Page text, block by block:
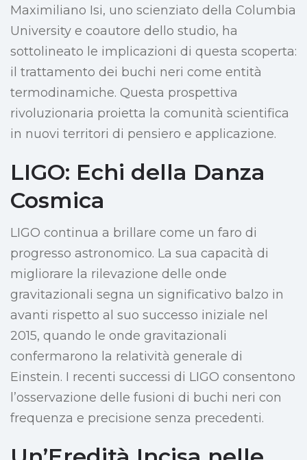
Maximiliano Isi, uno scienziato della Columbia
University e coautore dello studio, ha
sottolineato le implicazioni di questa scoperta:
il trattamento dei buchi neri come entità
termodinamiche. Questa prospettiva
rivoluzionaria proietta la comunità scientifica
in nuovi territori di pensiero e applicazione.
LIGO: Echi della Danza
Cosmica
LIGO continua a brillare come un faro di
progresso astronomico. La sua capacità di
migliorare la rilevazione delle onde
gravitazionali segna un significativo balzo in
avanti rispetto al suo successo iniziale nel
2015, quando le onde gravitazionali
confermarono la relatività generale di
Einstein. I recenti successi di LIGO consentono
l’osservazione delle fusioni di buchi neri con
frequenza e precisione senza precedenti.